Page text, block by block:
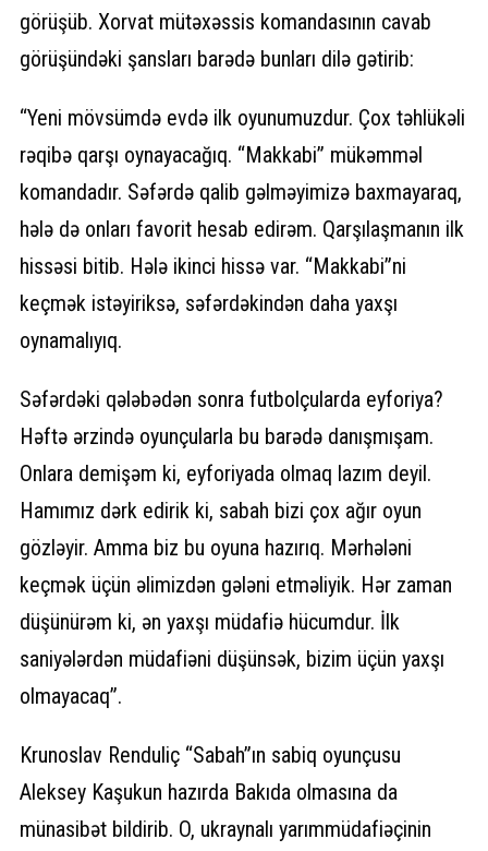
görüşüb. Xorvat mütəxəssis komandasının cavab
görüşündəki şansları barədə bunları dilə gətirib:
“Yeni mövsümdə evdə ilk oyunumuzdur. Çox təhlükəli
rəqibə qarşı oynayacağıq. “Makkabi” mükəmməl
komandadır. Səfərdə qalib gəlməyimizə baxmayaraq,
hələ də onları favorit hesab edirəm. Qarşılaşmanın ilk
hissəsi bitib. Hələ ikinci hissə var. “Makkabi”ni
keçmək istəyiriksə, səfərdəkindən daha yaxşı
oynamalıyıq.
Səfərdəki qələbədən sonra futbolçularda eyforiya?
Həftə ərzində oyunçularla bu barədə danışmışam.
Onlara demişəm ki, eyforiyada olmaq lazım deyil.
Hamımız dərk edirik ki, sabah bizi çox ağır oyun
gözləyir. Amma biz bu oyuna hazırıq. Mərhələni
keçmək üçün əlimizdən gələni etməliyik. Hər zaman
düşünürəm ki, ən yaxşı müdafiə hücumdur. İlk
saniyələrdən müdafiəni düşünsək, bizim üçün yaxşı
olmayacaq”.
Krunoslav Renduliç “Sabah”ın sabiq oyunçusu
Aleksey Kaşukun hazırda Bakıda olmasına da
münasibət bildirib. O, ukraynalı yarımmüdafiəçinin